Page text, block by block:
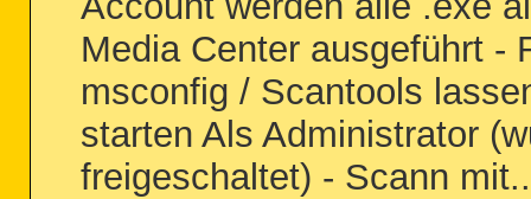
Media Center ausgeführt -
msconfig / Scantools
starten Als Administrator
freigeschaltet) - Scann